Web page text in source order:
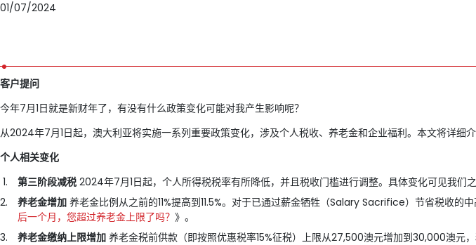
01/07/2024
客户提问
今年7月1日就是新财年了，有没有什么政策变化可能对我产生影响呢？
从2024年7月1日起，澳大利亚将实施一系列重要政策变化，涉及个人税收、养老金和企业福利。本文将详细
个人相关变化
第三阶段减税 2024年7月1日起，个人所得税税率有所降低，并且税收门槛进行调整。具体变化可见我们
养老金增加 养老金比例从之前的11%提高到11.5%。对于已通过薪金牺牲（Salary Sacrifice）节省税收
后一个月，您超过养老金上限了吗？ 》。
养老金缴纳上限增加 养老金税前供款（即按照优惠税率15%征税）上限从27,500澳元增加到30,000澳元